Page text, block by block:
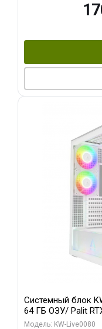
Системный блок
64 ГБ ОЗУ/ Palit
256bit 3xDP H/ 960
Модель: KW-Live0080